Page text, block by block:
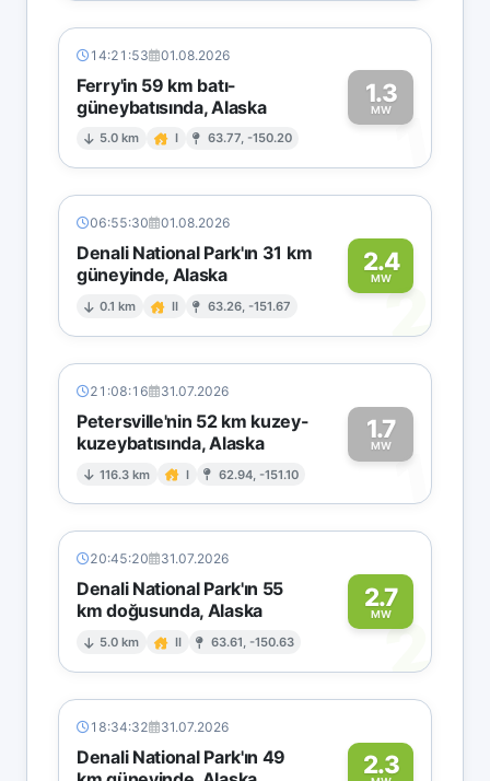
14:21:53 01.08.2026
Ferry'in 59 km batı-
güneybatısında, Alaska
5.0 km I 63.77, -150.20
1.3
MW1
06:55:30 01.08.2026
Denali National Park'ın 31 km
güneyinde, Alaska
0.1 km II 63.26, -151.67
2.4
MW2
21:08:16 31.07.2026
Petersville'nin 52 km kuzey-
kuzeybatısında, Alaska
116.3 km I 62.94, -151.10
1.7
MW1
20:45:20 31.07.2026
Denali National Park'ın 55
km doğusunda, Alaska
5.0 km II 63.61, -150.63
2.7
MW2
18:34:32 31.07.2026
Denali National Park'ın 49
2.3